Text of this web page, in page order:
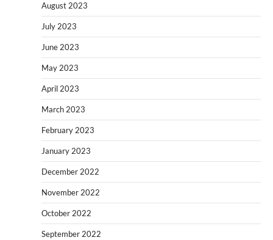
August 2023
July 2023
June 2023
May 2023
April 2023
March 2023
February 2023
January 2023
December 2022
November 2022
October 2022
September 2022